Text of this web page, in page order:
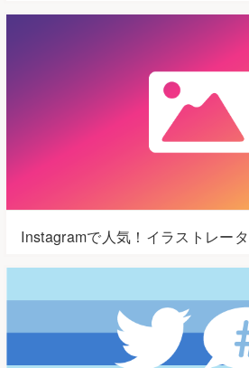
Instagramで人気！イラストレー